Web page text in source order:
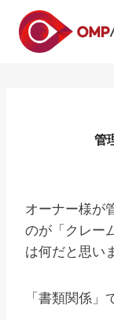
管
オーナー様が
のが「クレー
は何だと思い
「書類関係」